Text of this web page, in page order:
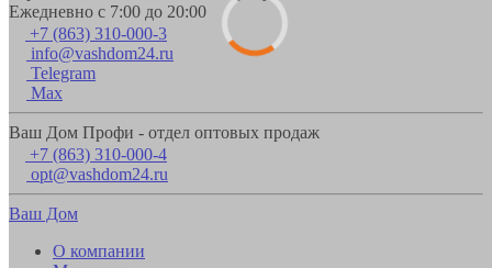
Ежедневно с 7:00 до 20:00
+7 (863) 310-000-3
info@vashdom24.ru
Telegram
Max
Ваш Дом Профи - отдел оптовых продаж
+7 (863) 310-000-4
opt@vashdom24.ru
Ваш Дом
О компании